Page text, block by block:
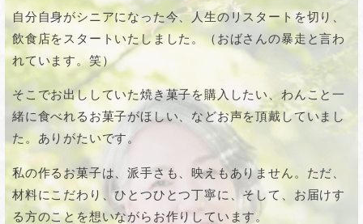
自分自身がシニアになった今、人生のリスタートを切り、
飲食店をスタートいたしました。（おばさんの暴走と言わ
れています。笑）
そこでお出ししていた焼き菓子を購入したい、わんこと一
緒に食べれるお菓子がほしい、などお声を頂戴していまし
た。ありがたいです。
私の作るお菓子は、派手さも、映えもありません。ただ、
材料にこだわり、ひとつひとつ丁寧に、そして、お届けす
る方のことを想いながらお作りしています。